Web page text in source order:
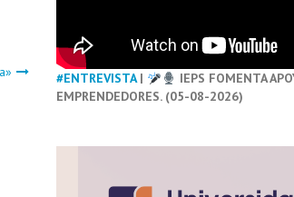
#ENTREVISTA|
IEPS FOMENTA
EMPRENDEDORES. (05-08-2026)